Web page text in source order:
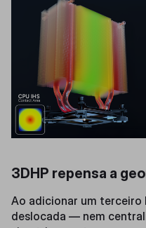
3DHP repensa a
Ao adicionar um terceiro
deslocada — nem